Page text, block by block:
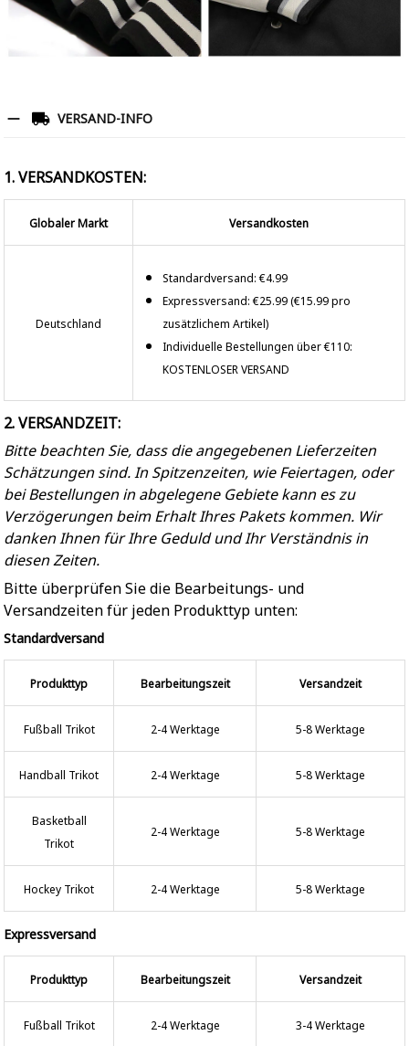
VERSAND-INFO
1. VERSANDKOSTEN:
Globaler Markt Versandkosten
Deutschland
Standardversand: €4.99
Expressversand: €25.99 (€15.99 pro
zusätzlichem Artikel)
Individuelle Bestellungen über €110:
KOSTENLOSER VERSAND
2. VERSANDZEIT:
Bitte beachten Sie, dass die angegebenen Lieferzeiten
Schätzungen sind. In Spitzenzeiten, wie Feiertagen, oder
bei Bestellungen in abgelegene Gebiete kann es zu
Verzögerungen beim Erhalt Ihres Pakets kommen. Wir
danken Ihnen für Ihre Geduld und Ihr Verständnis in
diesen Zeiten.
Bitte überprüfen Sie die Bearbeitungs- und
Versandzeiten für jeden Produkttyp unten:
Standardversand
Produkttyp Bearbeitungszeit Versandzeit
Fußball Trikot 2-4 Werktage 5-8 Werktage
Handball Trikot 2-4 Werktage 5-8 Werktage
Basketball
Trikot
2-4 Werktage 5-8 Werktage
Hockey Trikot 2-4 Werktage 5-8 Werktage
Expressversand
Produkttyp Bearbeitungszeit Versandzeit
Fußball Trikot 2-4 Werktage 3-4 Werktage